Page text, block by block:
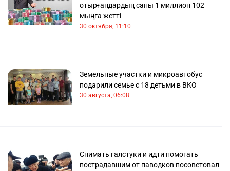
отырғандардың саны 1 миллион 102
мыңға жетті
30 октября, 11:10
Земельные участки и микроавтобус
подарили семье с 18 детьми в ВКО
30 августа, 06:08
Снимать галстуки и идти помогать
пострадавшим от паводков посоветовал